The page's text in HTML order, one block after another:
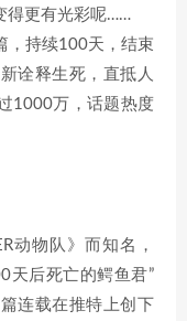
得更有光彩呢……
，持续100天，结束
诠释生死，直抵人
1000万，话题热度
动物队》而知名，
天后死亡的鳄鱼君”
连载在推特上创下